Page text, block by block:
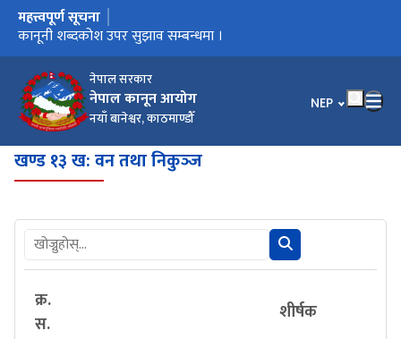
नेपाल सरकार
नेपाल कानून आयोग
नयाँ बानेश्वर, काठमाण्डौँ
भाषा चयन गर्नुहोस्
NEP
मुख्य नेभिगेसनमा जानुहोस्
महत्त्वपूर्ण सूचना
कार्यालय स्थानान्तरण भएको सूचना ।
कानूनी शब्दकोश उपर सुझाव सम्बन्धमा ।
कानूनी शब्दकोश
खण्ड १३ ख: वन तथा निकुञ्‍ज
क्र.
स.
शीर्षक